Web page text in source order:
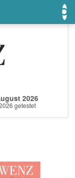
2026
getestet